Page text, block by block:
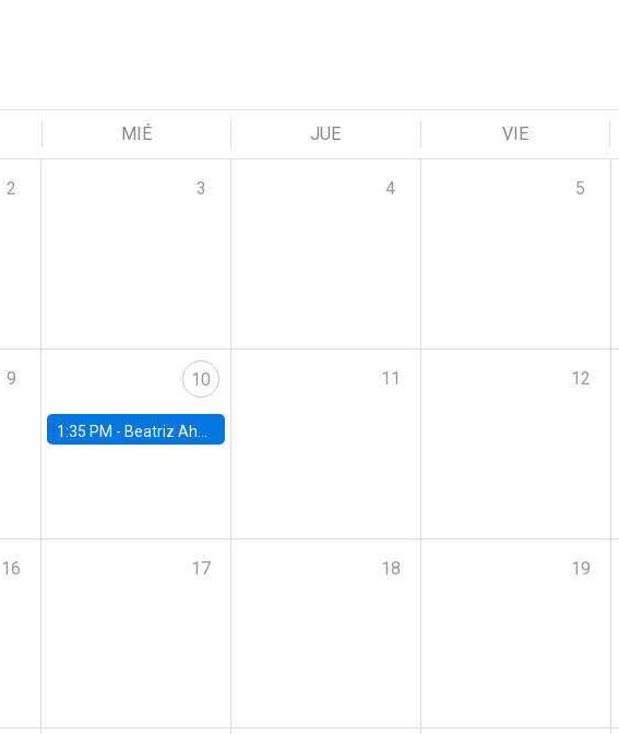
MIÉ JUE VIE
2 3 4 5
9 10
1:35 PM - Beatriz Ahumada, PhD candidate, Universidad de Pittsburgh
11 12
16 17 18 19